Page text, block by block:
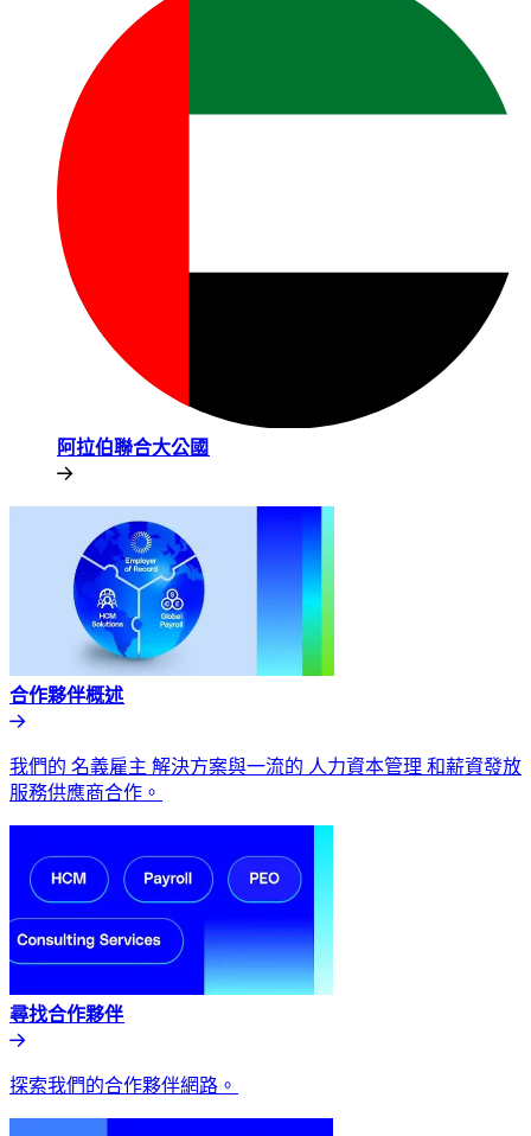
阿拉伯聯合大公國​​
合作夥伴概述​​
我們的 名義雇主 解決方案與一流的 人力資本管理 和薪資發放
服務供應商合作。​​
尋找合作夥伴​​
探索我們的合作夥伴網路。​​